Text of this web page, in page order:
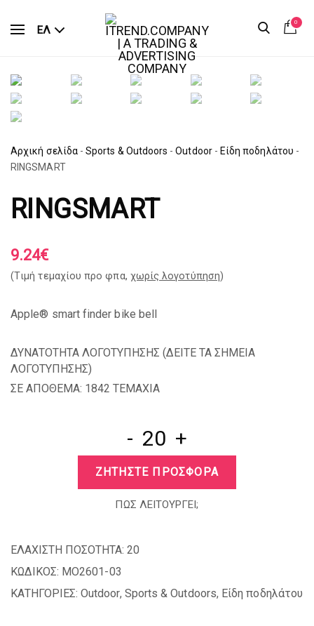
ΕΛ
0
Αρχική σελίδα - Sports & Outdoors - Outdoor - Είδη ποδηλάτου -
RINGSMART
RINGSMART
9.24€
(Tιμή τεμαχίου προ φπα, χωρίς λογοτύπηση)
Apple® smart finder bike bell
ΔΥΝΑΤΟΤΗΤΑ ΛΟΓΟΤΥΠΗΣΗΣ (ΔΕΙΤΕ ΤΑ ΣΗΜΕΙΑ
ΛΟΓΟΤΥΠΗΣΗΣ)
ΣΕ ΑΠΟΘΕΜΑ: 1842 TEMAXIA
- +
ΖΗΤΗΣΤΕ ΠΡΟΣΦΟΡΑ
ΠΩΣ ΛΕΙΤΟΥΡΓΕΙ;
ΕΛΑΧΙΣΤΗ ΠΟΣΟΤΗΤΑ: 20
ΚΩΔΙΚΟΣ: MO2601-03
ΚΑΤΗΓΟΡΙΕΣ: Outdoor, Sports & Outdoors, Είδη ποδηλάτου